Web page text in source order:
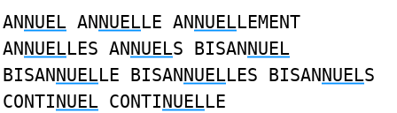
ANNUEL ANNUELLE ANNUELLEMENT
ANNUELLES ANNUELS BISANNUEL
BISANNUELLE BISANNUELLES BISANNUELS
CONTINUEL CONTINUELLE